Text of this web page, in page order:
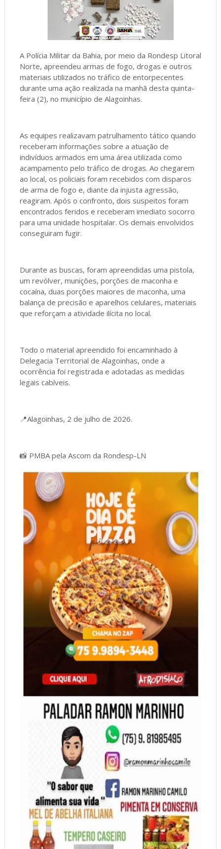
A Polícia Militar da Bahia, por meio da Rondesp Litoral
Norte, apreendeu armas de fogo, drogas e outros
materiais utilizados no tráfico de entorpecentes
durante uma ação realizada na manhã desta quinta-
feira (2), no município de Alagoinhas.
As equipes realizavam patrulhamento tático quando
receberam informações sobre a atuação de
indivíduos armados em uma área utilizada como
acampamento pelo tráfico de drogas. Ao chegarem
ao local, os policiais foram recebidos com disparos
de arma de fogo e, diante da injusta agressão,
reagiram. Após o confronto, dois suspeitos foram
encontrados feridos e receberam imediato socorro
para uma unidade hospitalar. Os demais envolvidos
conseguiram fugir.
Durante as buscas, foram apreendidas uma pistola,
um revólver, munições, porções de maconha e
cocaína, duas porções maiores de maconha, uma
balança de precisão e aparelhos celulares, materiais
que reforçam a atividade ilícita no local.
Todo o material apreendido foi encaminhado à
Delegacia Territorial de Alagoinhas, onde a
ocorrência foi registrada e adotadas as medidas
legais cabíveis.
📍Alagoinhas, 2 de julho de 2026.
📸 PMBA pela Ascom da Rondesp-LN